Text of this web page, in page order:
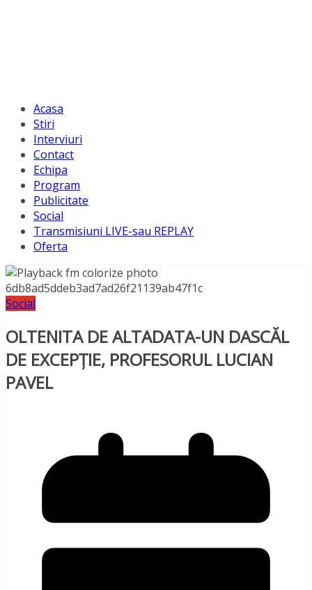
Acasa
Stiri
Interviuri
Contact
Echipa
Program
Publicitate
Social
Transmisiuni LIVE-sau REPLAY
Oferta
Social
OLTENITA DE ALTADATA-UN DASCĂL
DE EXCEPȚIE, PROFESORUL LUCIAN
PAVEL